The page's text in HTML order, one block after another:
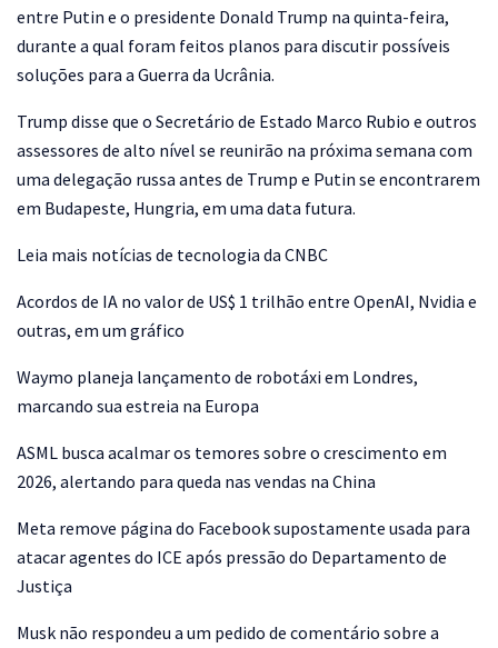
entre Putin e o presidente Donald Trump na quinta-feira,
durante a qual foram feitos planos para discutir possíveis
soluções para a Guerra da Ucrânia.
Trump disse que o Secretário de Estado Marco Rubio e outros
assessores de alto nível se reunirão na próxima semana com
uma delegação russa antes de Trump e Putin se encontrarem
em Budapeste, Hungria, em uma data futura.
Leia mais notícias de tecnologia da CNBC
Acordos de IA no valor de US$ 1 trilhão entre OpenAI, Nvidia e
outras, em um gráfico
Waymo planeja lançamento de robotáxi em Londres,
marcando sua estreia na Europa
ASML busca acalmar os temores sobre o crescimento em
2026, alertando para queda nas vendas na China
Meta remove página do Facebook supostamente usada para
atacar agentes do ICE após pressão do Departamento de
Justiça
Musk não respondeu a um pedido de comentário sobre a